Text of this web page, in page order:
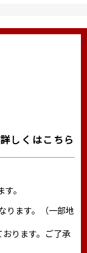
詳しくはこちら
。
ります。（一部地
ります。ご了承